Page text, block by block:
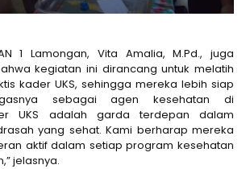
1 Lamongan, Vita Amalia, M.Pd., juga
kegiatan ini dirancang untuk melatih
kader UKS, sehingga mereka lebih siap
sebagai agen kesehatan di
UKS adalah garda terdepan dalam
yang sehat. Kami berharap mereka
aktif dalam setiap program kesehatan
jelasnya.